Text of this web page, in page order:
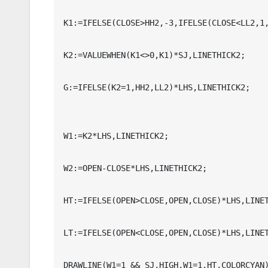
K1:=IFELSE(CLOSE>HH2,-
K2:=VALUEWHEN(K1<>0,K1)*SJ,LINETHICK2;
G:=IFELSE(K2=1,HH2,LL2)*LHS,LINETHICK2;
W1:=K2*LHS,LINETHICK2;
W2:=OPEN-CLOSE*LHS,LINETHICK2;
DRAWLINE(W1=1 &&